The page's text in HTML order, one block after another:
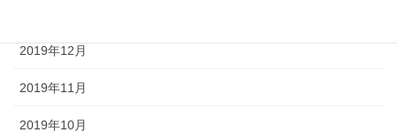
2019年12月
2019年11月
2019年10月